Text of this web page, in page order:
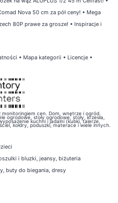
Nova 50 cm za pół ceny! • Mega
80P prawe za grosze! • Inspiracje i
• Mapa kategorii • Licencje •
cen. Dom, wnętrze i ogród.
ogrodowe, stoły ogrodowe, stoły, krzesła,
kuchni i jadalni (kubki, talerze,
kołdry, poduszki, materace i wiele innych.
i bluzki, jeansy, biżuteria
, buty do biegania, dresy